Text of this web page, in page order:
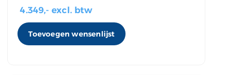
4.349,- excl. btw
Toevoegen wensenlijst